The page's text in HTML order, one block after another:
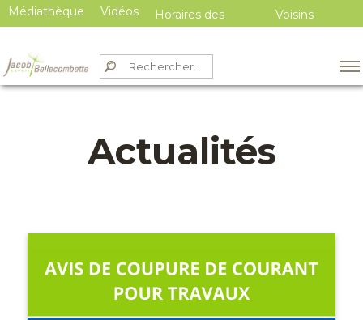
Médiathèque Vidéos
Médiathèque Vidéos
Horaires des
Voisins
Actualités